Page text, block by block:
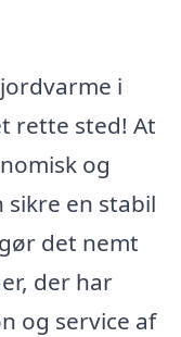
i
rette sted! At
og
en stabil
det nemt
der har
og service af